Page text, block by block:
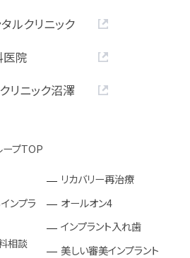
ルクリニック
医院
リニック沼澤
ープTOP
ンプラ
相談
リカバリー再治療
オールオン4
インプラント入れ歯
美しい審美インプラント